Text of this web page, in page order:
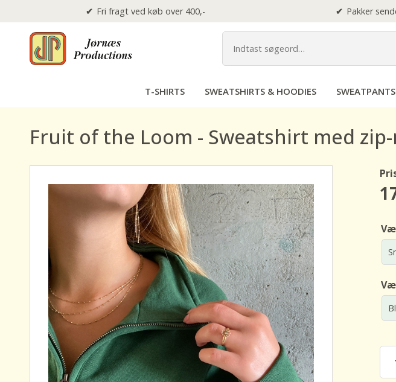
Fri fragt ved køb over 400,- Pakker
T-SHIRTS SWEATSHIRTS & HOODIES
Fruit of the Loom - Sweatshirt med zip-